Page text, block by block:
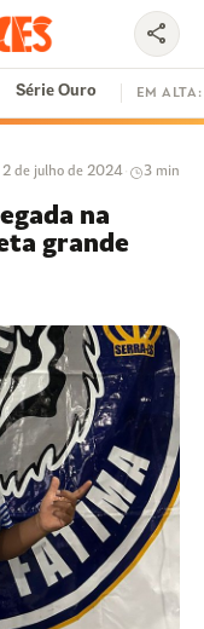
ENREDO
share
Série Ouro EM ALTA:
2 de julho de 2024· 3 min
na
grande